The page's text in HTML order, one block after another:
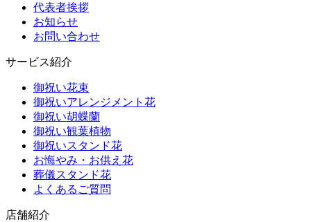
代表者挨拶
お知らせ
お問い合わせ
サービス紹介
御祝い花束
御祝いアレンジメント花
御祝い胡蝶蘭
御祝い観葉植物
御祝いスタンド花
お悔やみ・お供え花
葬儀スタンド花
よくあるご質問
店舗紹介